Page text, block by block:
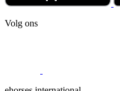
Volg ons